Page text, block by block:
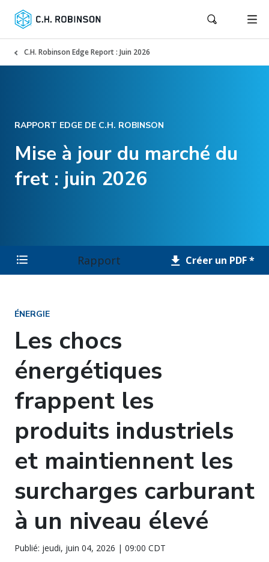
C.H. Robinson Edge Report : Juin 2026
RAPPORT EDGE DE C.H. ROBINSON
Mise à jour du marché du
fret : juin 2026
Rapport Créer un PDF *
ÉNERGIE
Les chocs
énergétiques
frappent les
produits industriels
et maintiennent les
surcharges carburant
à un niveau élevé
Publié: jeudi, juin 04, 2026 | 09:00 CDT